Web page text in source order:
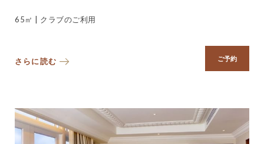
65㎡ | クラブのご利用
さらに読む ご予約